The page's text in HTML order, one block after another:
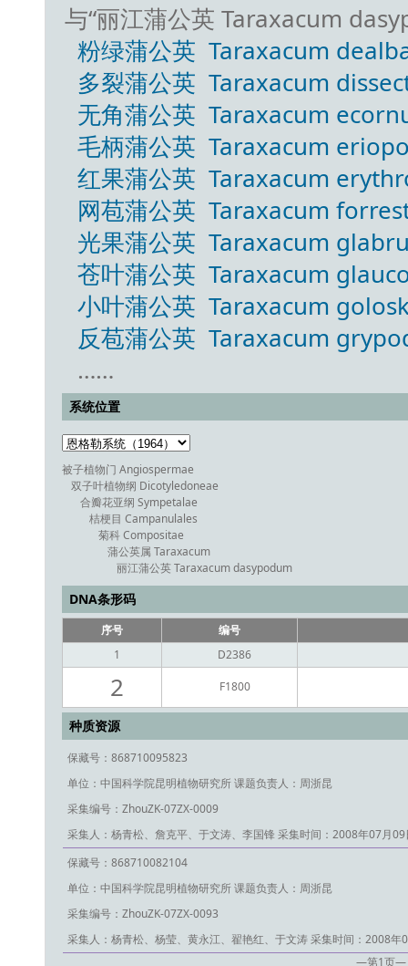
与“丽江蒲公英 Taraxacum
粉绿蒲公英 Taraxacum
多裂蒲公英 Taraxacum
无角蒲公英 Taraxacum
毛柄蒲公英 Taraxacum
红果蒲公英 Taraxacum
网苞蒲公英 Taraxacum
光果蒲公英 Taraxacum
苍叶蒲公英 Taraxacum
小叶蒲公英 Taraxacum
反苞蒲公英 Taraxacum
……
系统位置
被子植物门 Angiospermae
双子叶植物纲 Dicotyledoneae
合瓣花亚纲 Sympetalae
桔梗目 Campanulales
菊科 Compositae
蒲公英属 Taraxacum
丽江蒲公英 Taraxacum dasypodum
DNA条形码
序号 编号
1 D2386
2 F1800
种质资源
保藏号：868710095823
单位：中国科学院昆明植物研究所 课题负责人：周浙昆
采集编号：ZhouZK-07ZX-0009
采集人：杨青松、詹克平、于文涛、李国锋 采集时间：2008年07月09
保藏号：868710082104
单位：中国科学院昆明植物研究所 课题负责人：周浙昆
采集编号：ZhouZK-07ZX-0093
采集人：杨青松、杨莹、黄永江、翟艳红、于文涛 采集时间：2008年
—第1页—